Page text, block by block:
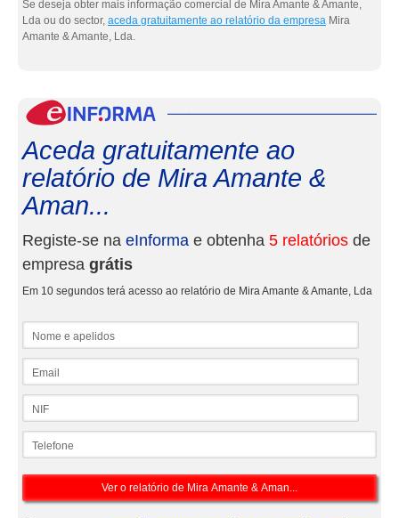
Se deseja obter mais informação comercial de Mira Amante & Amante,
Lda ou do sector, aceda gratuitamente ao relatório da empresa Mira
Amante & Amante, Lda.
Aceda gratuitamente ao
relatório de Mira Amante &
Aman...
Registe-se na eInforma e obtenha 5 relatórios de
empresa grátis
Em 10 segundos terá acesso ao relatório de Mira Amante & Amante, Lda